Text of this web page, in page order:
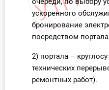
ускоренного
бронирование
посредством
2) портала –
технических
ремонтных работ).